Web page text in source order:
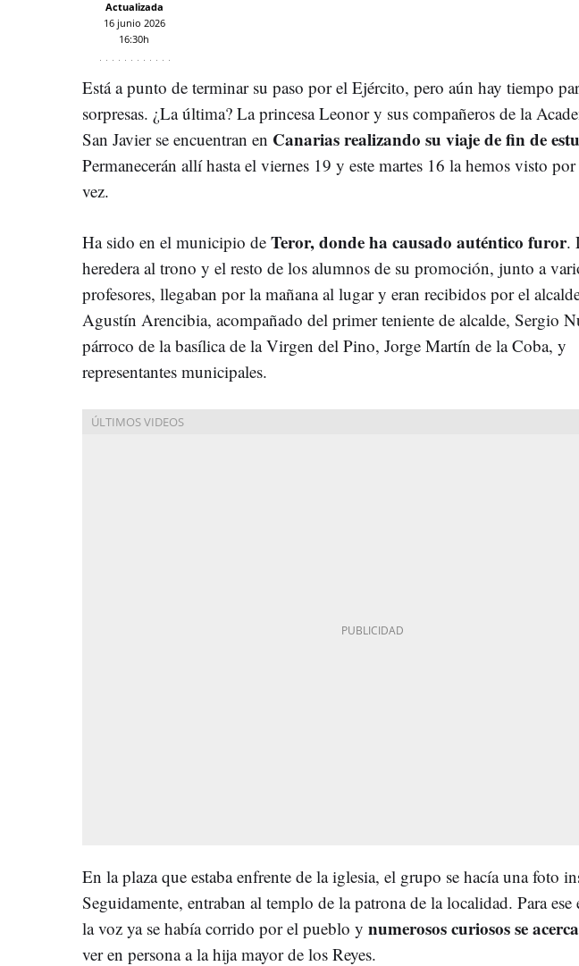
Actualizada
16 junio 2026
16:30h
Está a punto de terminar su paso por el Ejército, pero aún hay tiempo
sorpresas. ¿La última? La princesa Leonor y sus compañeros de la
San Javier se encuentran en Canarias realizando su viaje de fin de
Permanecerán allí hasta el viernes 19 y este martes 16 la hemos visto
vez.
Ha sido en el municipio de Teror, donde ha causado auténtico furor.
heredera al trono y el resto de los alumnos de su promoción, junto a
profesores, llegaban por la mañana al lugar y eran recibidos por el
Agustín Arencibia, acompañado del primer teniente de alcalde, Sergio
párroco de la basílica de la Virgen del Pino, Jorge Martín de la Coba, y
representantes municipales.
En la plaza que estaba enfrente de la iglesia, el grupo se hacía una foto
Seguidamente, entraban al templo de la patrona de la localidad. Para ese
la voz ya se había corrido por el pueblo y numerosos curiosos se
ver en persona a la hija mayor de los Reyes.